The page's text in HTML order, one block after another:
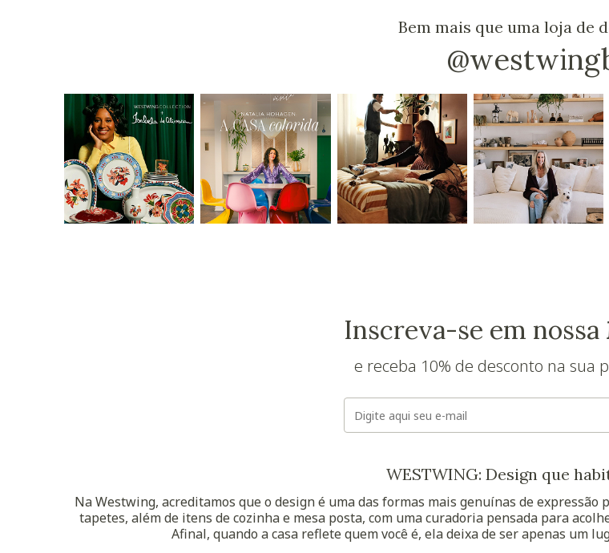
Bem mais que uma loja de
Inscreva-se em nossa
e receba 10% de desconto na sua
WESTWING: Design que
Na Westwing, acreditamos que o design é uma das formas mais genuínas de expressão
tapetes, além de itens de cozinha e mesa posta, com uma curadoria pensada para
Afinal, quando a casa reflete quem você é, ela deixa de ser apenas um